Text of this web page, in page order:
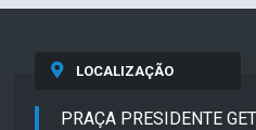
LOCALIZAÇÃO
PRAÇA PRESIDENTE